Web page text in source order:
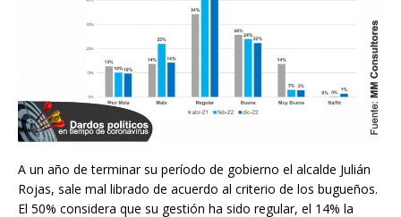
A un año de terminar su período de gobierno el alcalde Julián
Rojas, sale mal librado de acuerdo al criterio de los bugueños.
El 50% considera que su gestión ha sido regular, el 14% la